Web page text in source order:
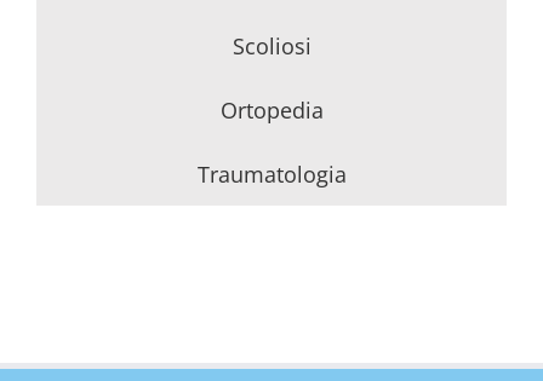
Scoliosi
Ortopedia
Traumatologia